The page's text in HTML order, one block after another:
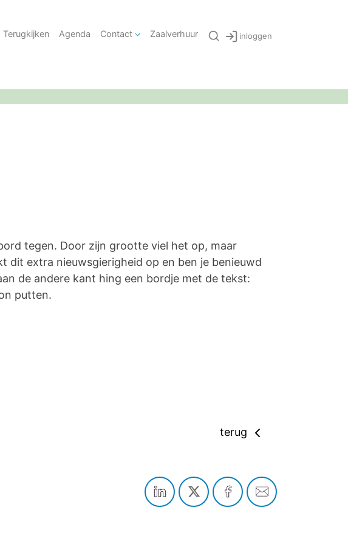
Terugkijken Agenda Contact Zaalverhuur inloggen
tegen. Door zijn grootte viel het op, maar
dit extra nieuwsgierigheid op en ben je benieuwd
de andere kant hing een bordje met de tekst:
putten.
terug